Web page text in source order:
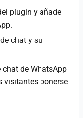
plugin y añade
chat y su
chat de WhatsApp
visitantes ponerse